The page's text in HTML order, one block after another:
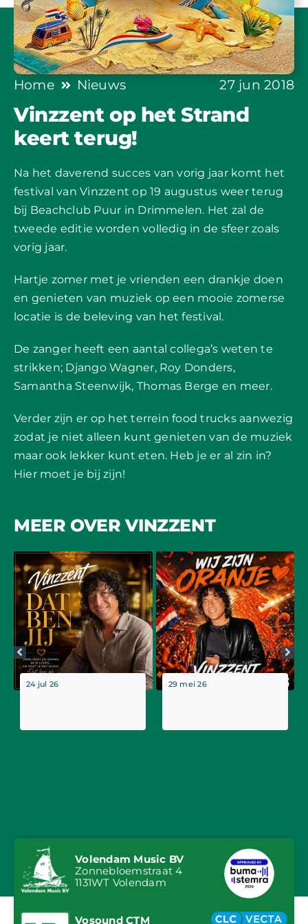
Home Nieuws 27 jun 2018
Vinzzent op het Strand
keert terug!
Na het daverend succes van vorig jaar komt het
festival van Vinzzent op 19 augustus weer terug
bij Beachclub Puur in Drimmelen. Het zal de
tweede editie worden volledig in de sfeer zoals
vorig jaar.
Hartje zomer met je vrienden een drankje doen
en genieten van muziek op een mooie zomerse
locatie is de beleving van het festival.
De zanger heeft een aantal collega’s weten te
strikken; Django Wagner, Roy Donders,
Samantha Steenwijk, Thomas Berge en meer.
Verder zijn er op het terrein food trucks aanwezig
zodat je niet alleen kunt genieten van de muziek
maar ook lekker kunt eten. Heb je er al zin in?
Hier moet je bij zijn!
MEER OVER VINZZENT
24 jul 26 29 mei 26
Volendam Music BV
Zonnebloemstraat 4
1131WT Volendam
Vosound CTM